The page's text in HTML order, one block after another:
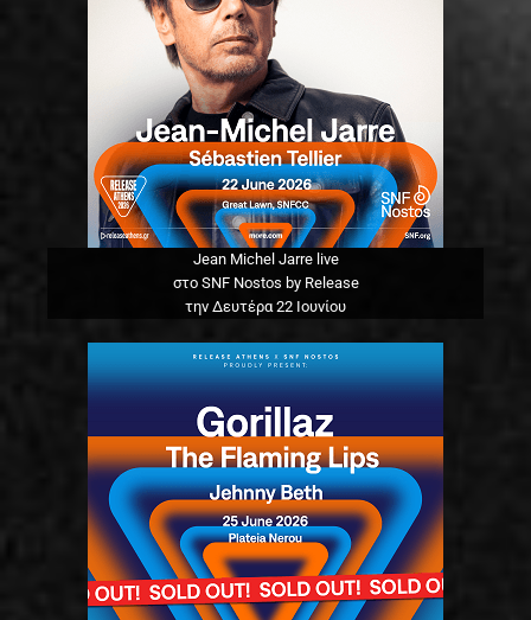
Jean Michel Jarre live
στο SNF Nostos by Release
την Δευτέρα 22 Ιουνίου